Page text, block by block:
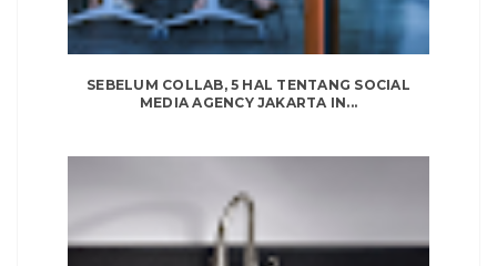
SEBELUM COLLAB, 5 HAL TENTANG SOCIAL
MEDIA AGENCY JAKARTA IN...